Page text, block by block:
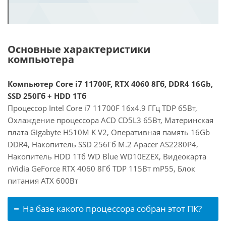
Основные характеристики
компьютера
Компьютер Core i7 11700F, RTX 4060 8Гб, DDR4 16Gb,
SSD 250Гб + HDD 1Тб
Процессор Intel Core i7 11700F 16x4.9 ГГц TDP 65Вт,
Охлаждение процессора ACD CD5L3 65Вт, Материнская
плата Gigabyte H510M K V2, Оперативная память 16Gb
DDR4, Накопитель SSD 256Гб M.2 Apacer AS2280P4,
Накопитель HDD 1Тб WD Blue WD10EZEX, Видеокарта
nVidia GeForce RTX 4060 8Гб TDP 115Вт mP55, Блок
питания ATX 600Вт
На базе какого процессора собран этот ПК?